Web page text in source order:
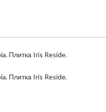
Плитка Iris Reside.
Плитка Iris Reside.